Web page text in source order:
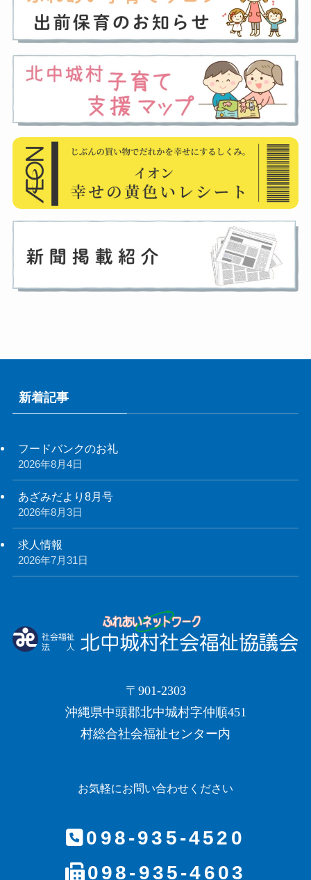
新着記事
フードバンクのお礼
2026年8月4日
あざみだより8月号
2026年8月3日
求人情報
2026年7月31日
〒901-2303
沖縄県中頭郡北中城村字仲順451
村総合社会福祉センター内
お気軽にお問い合わせください
098-935-4520
098-935-4603